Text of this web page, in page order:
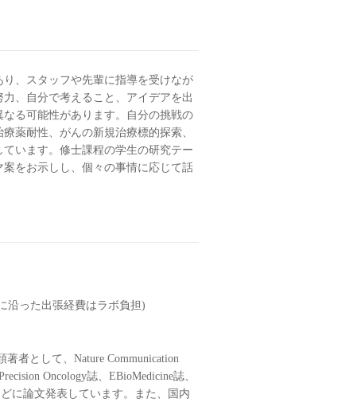
、スタッフや先輩に指導を受けなが
、自分で考えること、アイデアを出
る可能性があります。自分の挑戦の
薬耐性、がんの新規治療標的探索、
います。修士課程の学生の研究テー
をお示しし、個々の事情に応じて話
沿った出張経費はラボ負担)
者として、Nature Communication
Oncology誌、EBioMedicine誌、
どに論文発表しています。また、国内